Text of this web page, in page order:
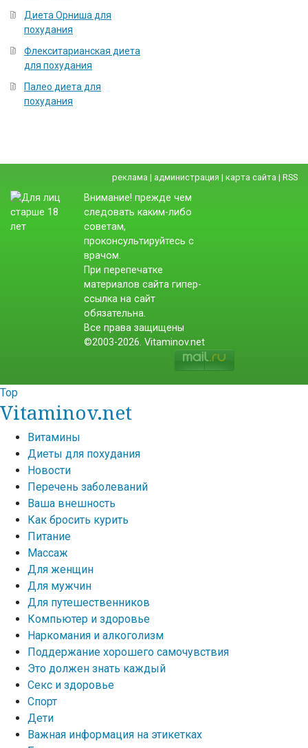
Диета Орниша для
похудания
Флекситарианская диета
для похудания
Палео диета для
похудания
реклама | администрация | карта сайта | RSS
Внимание! прежде чем
следовать каким-либо
советам,
проконсультируйтесь с
врачом.
При перепечатке
материалов сайта гипер-
ссылка на сайт
обязательна.
Все права защищены
©2003-2026. Vitaminov.net
Top
Vitaminov.net
Витамины
Диеты для похудания
Новости
Перечень заболеваний
Ваша внешность
Как бросить курить
Питание
Массаж
Для женщин
Для мужчин
Для путешественников
Компьютер и здоровье
Наркомания и алкоголизм
Поддержание хорошего самочувствия
Это должен знать каждый
Секс и здоровье
Спорт
Дети
Важная информация на этикетках